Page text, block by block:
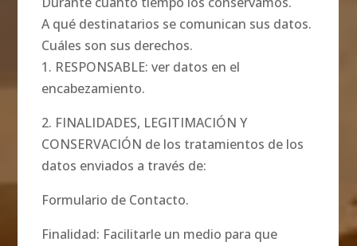
A qué destinatarios se comunican sus datos.
Cuáles son sus derechos.
1. RESPONSABLE: ver datos en el
encabezamiento.
2. FINALIDADES, LEGITIMACIÓN Y
CONSERVACIÓN de los tratamientos de los
datos enviados a través de:
Formulario de Contacto.
Finalidad: Facilitarle un medio para que